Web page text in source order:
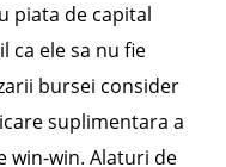
piata de capital
ca ele sa nu fie
bursei consider
suplimentara a
win-win. Alaturi de